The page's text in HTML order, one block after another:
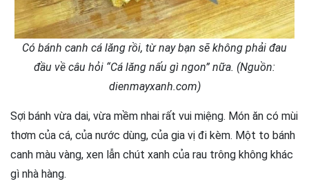
Có bánh canh cá lăng rồi, từ nay bạn sẽ không phải đau
đầu về câu hỏi “Cá lăng nấu gì ngon” nữa. (Nguồn:
dienmayxanh.com)
Sợi bánh vừa dai, vừa mềm nhai rất vui miệng. Món ăn có mùi
thơm của cá, của nước dùng, của gia vị đi kèm. Một to bánh
canh màu vàng, xen lẫn chút xanh của rau trông không khác
gì nhà hàng.